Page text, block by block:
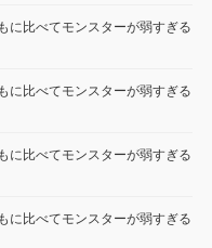
に比べてモンスターが弱すぎる
に比べてモンスターが弱すぎる
に比べてモンスターが弱すぎる
に比べてモンスターが弱すぎる